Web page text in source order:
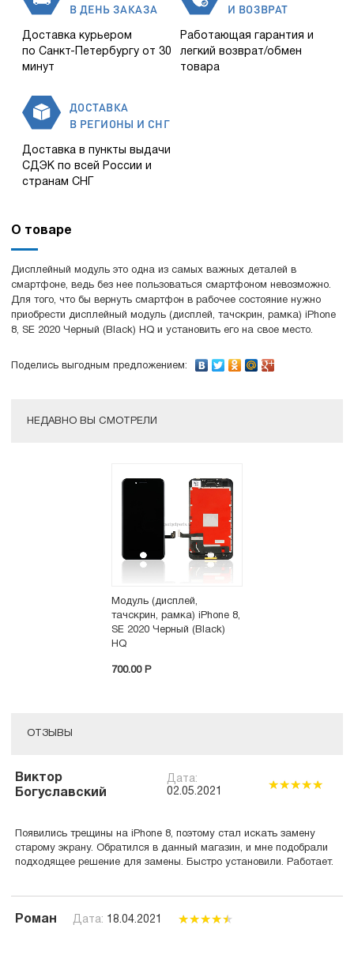
В ДЕНЬ ЗАКАЗА
Доставка курьером
по Санкт-Петербургу от 30
минут
И ВОЗВРАТ
Работающая гарантия и
легкий возврат/обмен
товара
ДОСТАВКА
В РЕГИОНЫ И СНГ
Доставка в пункты выдачи
СДЭК по всей России и
странам СНГ
О товаре
Дисплейный модуль это одна из самых важных деталей в
смартфоне, ведь без нее пользоваться смартфоном невозможно.
Для того, что бы вернуть смартфон в рабочее состояние нужно
приобрести дисплейный модуль (дисплей, тачскрин, рамка) iPhone
8, SE 2020 Черный (Black) HQ и установить его на свое место.
Поделись выгодным предложением:
НЕДАВНО ВЫ СМОТРЕЛИ
Модуль (дисплей,
тачскрин, рамка) iPhone 8,
SE 2020 Черный (Black)
HQ
700.00 P
ОТЗЫВЫ
Виктор
Богуславский
Дата:
02.05.2021
Появились трещины на iPhone 8, поэтому стал искать замену
старому экрану. Обратился в данный магазин, и мне подобрали
подходящее решение для замены. Быстро установили. Работает.
Роман Дата: 18.04.2021